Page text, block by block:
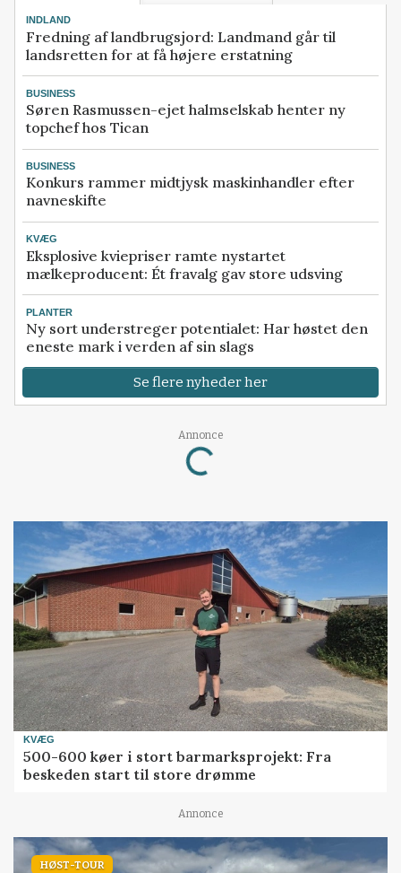
INDLAND
Fredning af landbrugsjord: Landmand går til
landsretten for at få højere erstatning
BUSINESS
Søren Rasmussen-ejet halmselskab henter ny
topchef hos Tican
BUSINESS
Konkurs rammer midtjysk maskinhandler efter
navneskifte
KVÆG
Eksplosive kviepriser ramte nystartet
mælkeproducent: Ét fravalg gav store udsving
PLANTER
Ny sort understreger potentialet: Har høstet den
eneste mark i verden af sin slags
Se flere nyheder her
Annonce
Loading...
KVÆG
500-600 køer i stort barmarksprojekt: Fra
beskeden start til store drømme
Annonce
HØST-TOUR